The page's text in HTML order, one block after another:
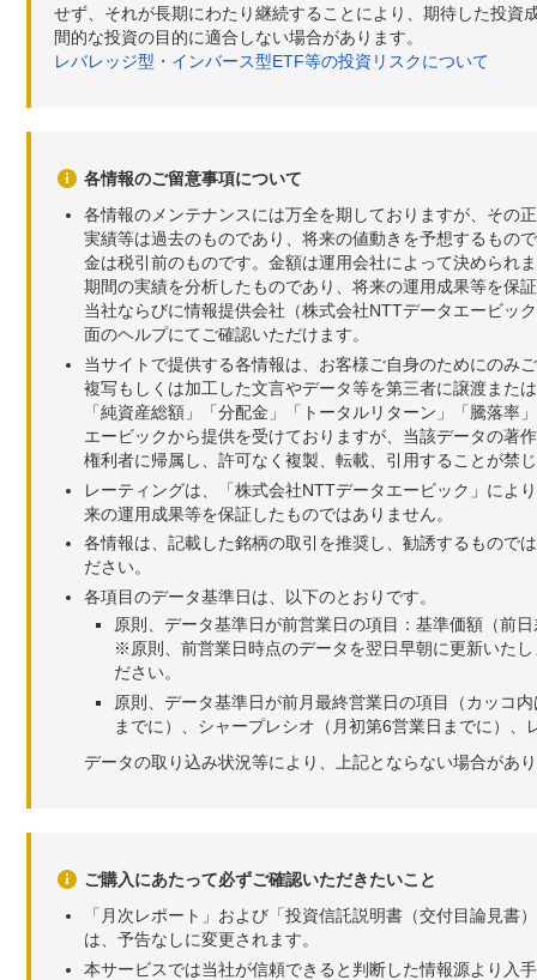
せず、それが長期にわたり継続することにより、期待した投
間的な投資の目的に適合しない場合があります。
レバレッジ型・インバース型ETF等の投資リスクについて
各情報のご留意事項について
各情報のメンテナンスには万全を期しておりますが、その
実績等は過去のものであり、将来の値動きを予想するもの
金は税引前のものです。金額は運用会社によって決められ
期間の実績を分析したものであり、将来の運用成果等を保
当社ならびに情報提供会社（株式会社NTTデータエービッ
面のヘルプにてご確認いただけます。
当サイトで提供する各情報は、お客様ご自身のためにのみ
複写もしくは加工した文言やデータ等を第三者に譲渡また
「純資産総額」「分配金」「トータルリターン」「騰落
エービックから提供を受けておりますが、当該データの著
権利者に帰属し、許可なく複製、転載、引用することが禁
レーティングは、「株式会社NTTデータエービック」によ
来の運用成果等を保証したものではありません。
各情報は、記載した銘柄の取引を推奨し、勧誘するもので
ださい。
各項目のデータ基準日は、以下のとおりです。
原則、データ基準日が前営業日の項目：基準価額（前
※原則、前営業日時点のデータを翌日早朝に更新いた
ださい。
原則、データ基準日が前月最終営業日の項目（カッコ
までに）、シャープレシオ（月初第6営業日までに）
データの取り込み状況等により、上記とならない場合があ
ご購入にあたって必ずご確認いただきたいこと
「月次レポート」および「投資信託説明書（交付目論見
は、予告なしに変更されます。
本サービスでは当社が信頼できると判断した情報源より入